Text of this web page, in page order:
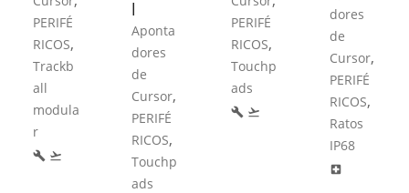
PERIFÉ
RICOS,
Trackb
all
modula
r
build flight_takeoff
l
Aponta
dores
de
Cursor,
PERIFÉ
RICOS,
Touchp
ads
PERIFÉ
RICOS,
Touchp
ads
build flight_takeoff
dores
de
Cursor,
PERIFÉ
RICOS,
Ratos
IP68
local_hospital